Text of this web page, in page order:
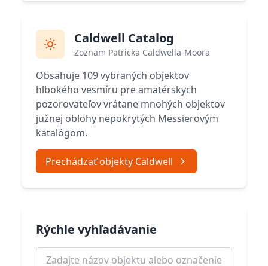
Caldwell Catalog
Zoznam Patricka Caldwella-Moora
Obsahuje 109 vybraných objektov
hlbokého vesmíru pre amatérskych
pozorovateľov vrátane mnohých objektov
južnej oblohy nepokrytých Messierovým
katalógom.
Prechádzať objekty Caldwell
Rýchle vyhľadávanie